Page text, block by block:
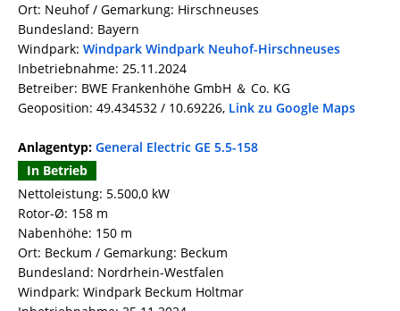
Ort: Neuhof / Gemarkung: Hirschneuses
Bundesland: Bayern
Windpark: Windpark Windpark Neuhof-Hirschneuses
Inbetriebnahme: 25.11.2024
Betreiber: BWE Frankenhöhe GmbH ＆ Co. KG
Geoposition: 49.434532 / 10.69226, Link zu Google Maps
Anlagentyp: General Electric GE 5.5-158
In Betrieb
Nettoleistung: 5.500,0 kW
Rotor-Ø: 158 m
Nabenhöhe: 150 m
Ort: Beckum / Gemarkung: Beckum
Bundesland: Nordrhein-Westfalen
Windpark: Windpark Beckum Holtmar